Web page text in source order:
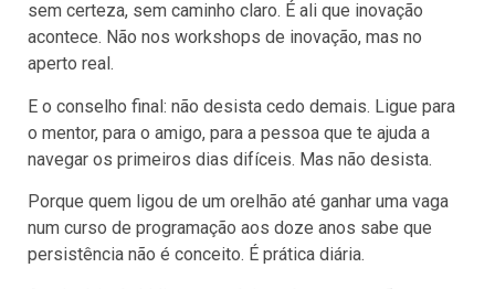
sem certeza, sem caminho claro. É ali que inovação
acontece. Não nos workshops de inovação, mas no
aperto real.
E o conselho final: não desista cedo demais. Ligue para
o mentor, para o amigo, para a pessoa que te ajuda a
navegar os primeiros dias difíceis. Mas não desista.
Porque quem ligou de um orelhão até ganhar uma vaga
num curso de programação aos doze anos sabe que
persistência não é conceito. É prática diária.